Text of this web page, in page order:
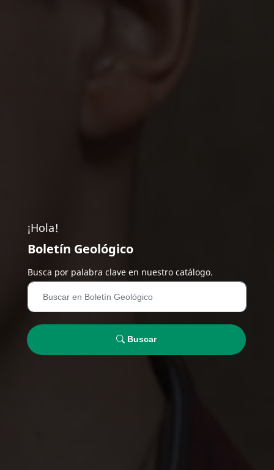
¡Hola!
Boletín Geológico
Busca por palabra clave en nuestro catálogo.
Buscar